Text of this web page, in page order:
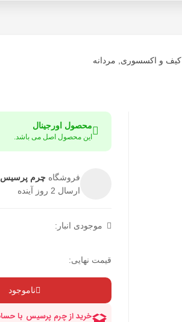
,کیف و اکسسوری مردانه
محصول اورجینال
این محصول اصل می باشد.
فروشگاهچرم پرسیس
ارسال 2 روز آینده
موجودی انبار:
قیمت نهایی:
ناموجود